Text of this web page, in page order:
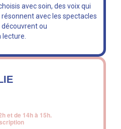
avec soin, des voix qui
avec les spectacles
ou
lecture.
et de 14h à 15h.